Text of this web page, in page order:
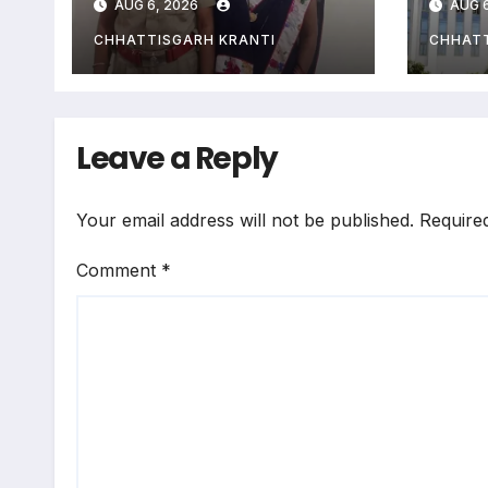
जान, जानें हत्या की
वजह
AUG 6, 2026
CHHATTISGARH KRANTI
लीक
AUG
Leave a Reply
Your email address will not be published.
Comment *